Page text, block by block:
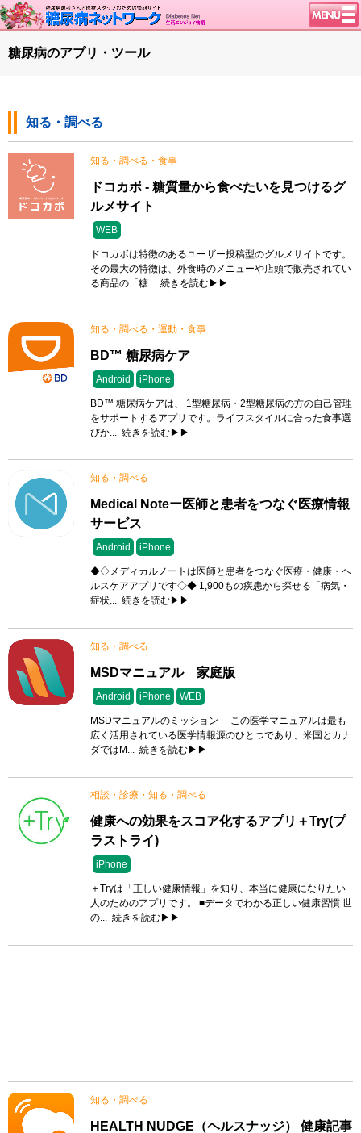
トップページ
談話室BBS
糖尿病のきほん
特集・連載
腎臓の健康道
インスリンポンプ
グリコアルブミン
特集・連載 一覧へ
1型ライフ
糖尿病のアプリ・ツール
知る・調べる
知る・調べる・食事
ドコカボ - 糖質量から食べたいを見つけるグ
ルメサイト
WEB
ドコカボは特徴のあるユーザー投稿型のグルメサイトです。
その最大の特徴は、外食時のメニューや店頭で販売されてい
る商品の「糖... 続きを読む▶▶
知る・調べる・運動・食事
BD™ 糖尿病ケア
Android iPhone
BD™ 糖尿病ケアは、 1型糖尿病・2型糖尿病の方の自己管理
をサポートするアプリです。ライフスタイルに合った食事選
びか... 続きを読む▶▶
知る・調べる
Medical Noteー医師と患者をつなぐ医療情報
サービス
Android iPhone
◆◇メディカルノートは医師と患者をつなぐ医療・健康・ヘ
ルスケアアプリです◇◆ 1,900もの疾患から探せる「病気・
症状... 続きを読む▶▶
知る・調べる
MSDマニュアル 家庭版
Android iPhone WEB
MSDマニュアルのミッション この医学マニュアルは最も
広く活用されている医学情報源のひとつであり、米国とカナ
ダではM... 続きを読む▶▶
相談・診療・知る・調べる
健康への効果をスコア化するアプリ＋Try(プ
ラストライ)
iPhone
＋Tryは「正しい健康情報」を知り、本当に健康になりたい
人のためのアプリです。 ■データでわかる正しい健康習慣 世
の... 続きを読む▶▶
知る・調べる
HEALTH NUDGE（ヘルスナッジ） 健康記事